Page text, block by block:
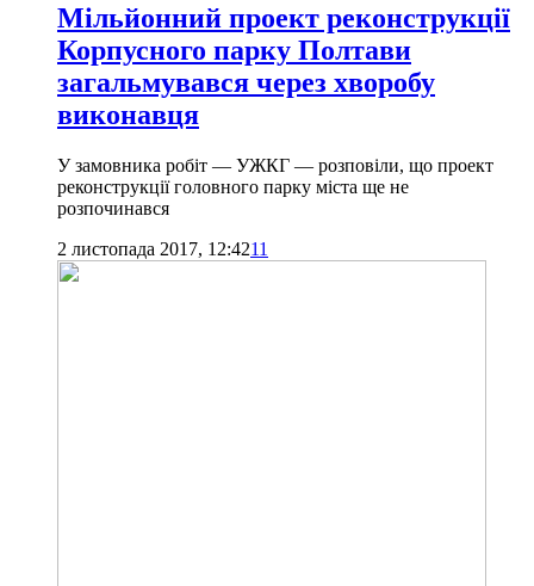
Мільйонний проект реконструкції
Корпусного парку Полтави
загальмувався через хворобу
виконавця
У замовника робіт — УЖКГ — розповіли, що проект
реконструкції головного парку міста ще не
розпочинався
2 листопада 2017, 12:4211